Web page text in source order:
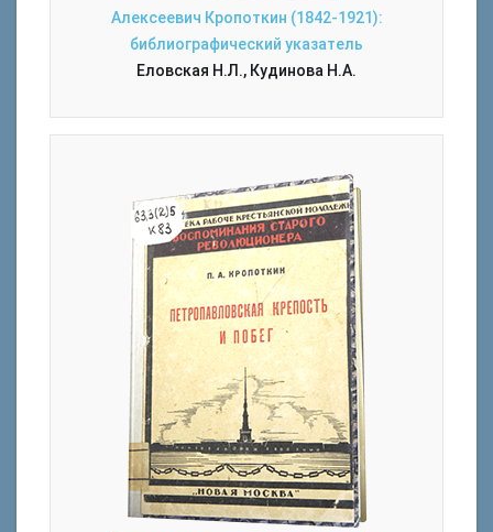
Алексеевич Кропоткин (1842-1921):
библиографический указатель
Еловская Н.Л., Кудинова Н.А.